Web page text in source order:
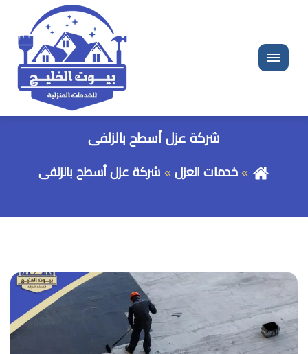
القائمة
شركة عزل أسطح بالزلفى
خدمات العزل شركة عزل أسطح بالزلفى